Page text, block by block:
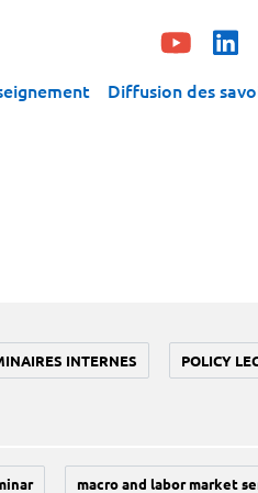
Diffusion des
INTERNES POLICY
macro and labor market